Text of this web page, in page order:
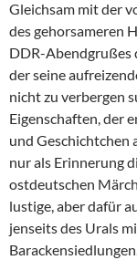
Gleichsam mit der
des gehorsameren
DDR-Abendgrußes
der seine
nicht zu verbergen
Eigenschaften, der
und Geschichtchen
nur als Erinnerung
ostdeutschen
lustige, aber dafür
jenseits des Urals